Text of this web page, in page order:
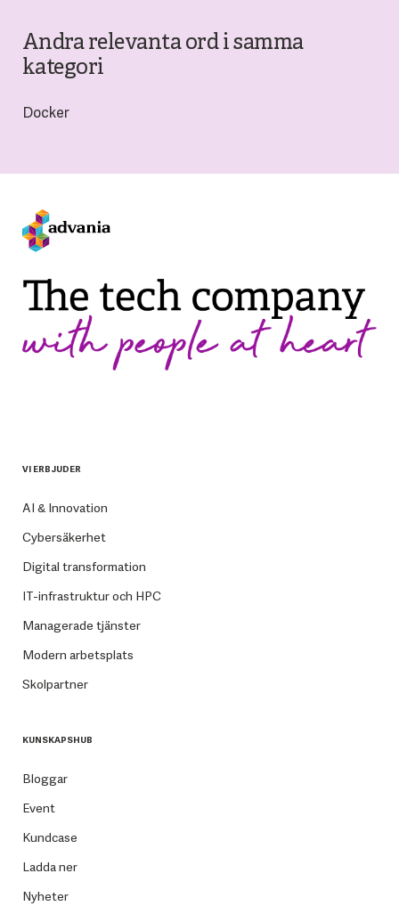
Andra relevanta ord i samma
kategori
Docker
VI ERBJUDER
AI & Innovation
Cybersäkerhet
Digital transformation
IT-infrastruktur och HPC
Managerade tjänster
Modern arbetsplats
Skolpartner
KUNSKAPSHUB
Bloggar
Event
Kundcase
Ladda ner
Nyheter